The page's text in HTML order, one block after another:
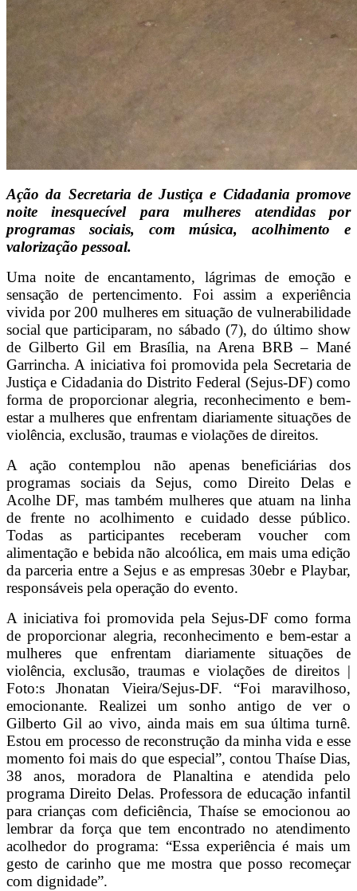
Ação da Secretaria de Justiça e Cidadania promove
noite inesquecível para mulheres atendidas por
programas sociais, com música, acolhimento e
valorização pessoal.
Uma noite de encantamento, lágrimas de emoção e
sensação de pertencimento. Foi assim a experiência
vivida por 200 mulheres em situação de vulnerabilidade
social que participaram, no sábado (7), do último show
de Gilberto Gil em Brasília, na Arena BRB – Mané
Garrincha. A iniciativa foi promovida pela Secretaria de
Justiça e Cidadania do Distrito Federal (Sejus-DF) como
forma de proporcionar alegria, reconhecimento e bem-
estar a mulheres que enfrentam diariamente situações de
violência, exclusão, traumas e violações de direitos.
A ação contemplou não apenas beneficiárias dos
programas sociais da Sejus, como Direito Delas e
Acolhe DF, mas também mulheres que atuam na linha
de frente no acolhimento e cuidado desse público.
Todas as participantes receberam voucher com
alimentação e bebida não alcoólica, em mais uma edição
da parceria entre a Sejus e as empresas 30ebr e Playbar,
responsáveis pela operação do evento.
A iniciativa foi promovida pela Sejus-DF como forma
de proporcionar alegria, reconhecimento e bem-estar a
mulheres que enfrentam diariamente situações de
violência, exclusão, traumas e violações de direitos |
Foto:s Jhonatan Vieira/Sejus-DF. “Foi maravilhoso,
emocionante. Realizei um sonho antigo de ver o
Gilberto Gil ao vivo, ainda mais em sua última turnê.
Estou em processo de reconstrução da minha vida e esse
momento foi mais do que especial”, contou Thaíse Dias,
38 anos, moradora de Planaltina e atendida pelo
programa Direito Delas. Professora de educação infantil
para crianças com deficiência, Thaíse se emocionou ao
lembrar da força que tem encontrado no atendimento
acolhedor do programa: “Essa experiência é mais um
gesto de carinho que me mostra que posso recomeçar
com dignidade”.